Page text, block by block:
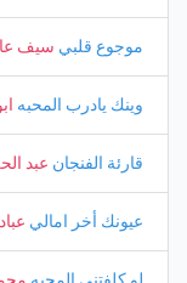
موجوع قلبي سيف
وينك يادرب المحبه
قارئة الفنجان عبد
عيونك أخر امالي